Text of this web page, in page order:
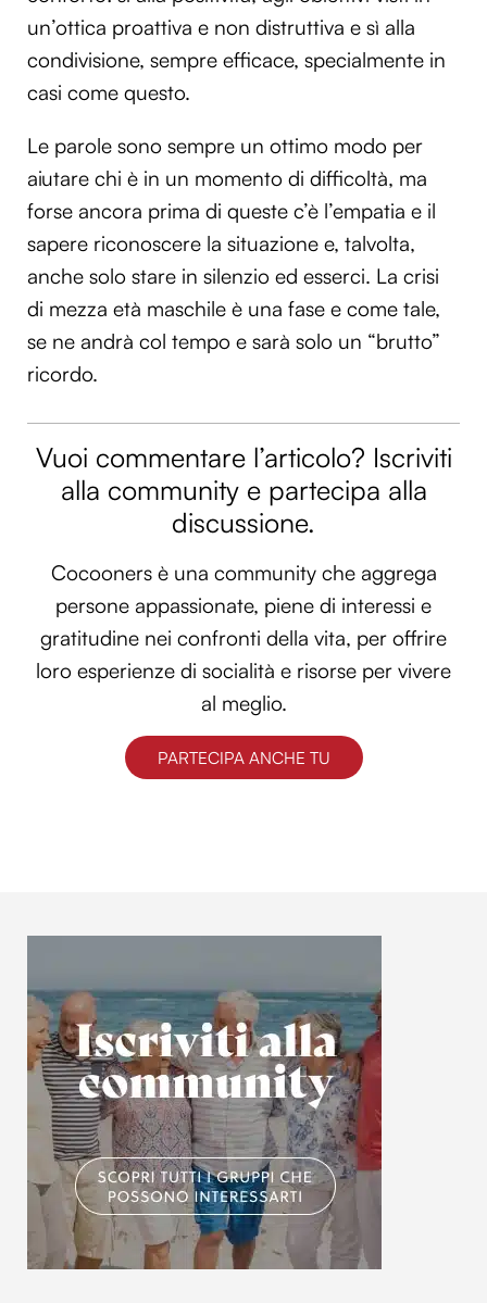
Utilizziamo i cookie per personalizzare contenuti ed
annunci, per fornire funzionalità dei social media e per
analizzare il nostro traffico. Condividiamo inoltre
informazioni sul modo in cui utilizzi il nostro sito con i
pubblicità e social media, i quali potrebbero combinarle
con altre informazioni che hai fornito loro o che hanno
raccolto dal tuo utilizzo dei loro servizi.
un’ottica proattiva e non distruttiva e sì alla
condivisione, sempre efficace, specialmente in
casi come questo.
Le parole sono sempre un ottimo modo per
aiutare chi è in un momento di difficoltà, ma
forse ancora prima di queste c’è l’empatia e il
sapere riconoscere la situazione e, talvolta,
anche solo stare in silenzio ed esserci. La crisi
di mezza età maschile è una fase e come tale,
se ne andrà col tempo e sarà solo un “brutto”
ricordo.
Vuoi commentare l’articolo? Iscriviti
alla community e partecipa alla
discussione.
Cocooners è una community che aggrega
persone appassionate, piene di interessi e
gratitudine nei confronti della vita, per offrire
loro esperienze di socialità e risorse per vivere
al meglio.
PARTECIPA ANCHE TU